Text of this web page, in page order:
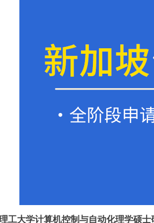
工大学计算机控制与自动化理学硕士